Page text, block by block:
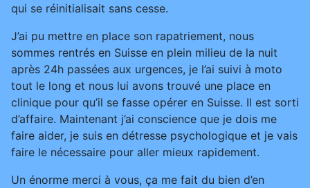
qui se réinitialisait sans cesse.
J’ai pu mettre en place son rapatriement, nous
sommes rentrés en Suisse en plein milieu de la nuit
après 24h passées aux urgences, je l’ai suivi à moto
tout le long et nous lui avons trouvé une place en
clinique pour qu’il se fasse opérer en Suisse. Il est sorti
d’affaire. Maintenant j’ai conscience que je dois me
faire aider, je suis en détresse psychologique et je vais
faire le nécessaire pour aller mieux rapidement.
Un énorme merci à vous, ça me fait du bien d’en